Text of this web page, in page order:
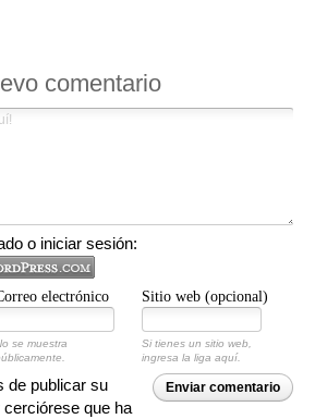
comentario
o iniciar sesión:
electrónico Sitio web (opcional)
se muestra
Si tienes un sitio web,
ingresa la liga aquí.
Enviar comentario
de publicar su
que ha